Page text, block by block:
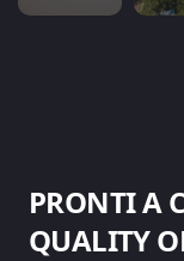
PRONTI A
QUALITY